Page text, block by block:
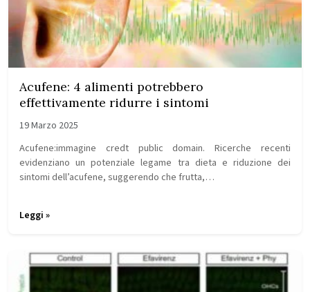
Acufene: 4 alimenti potrebbero
effettivamente ridurre i sintomi
19 Marzo 2025
Acufene:immagine credt public domain. Ricerche recenti
evidenziano un potenziale legame tra dieta e riduzione dei
sintomi dell’acufene, suggerendo che frutta,…
Leggi »